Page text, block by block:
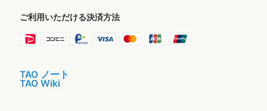
ご利用いただける決済方法
TAO ノート
TAO Wiki